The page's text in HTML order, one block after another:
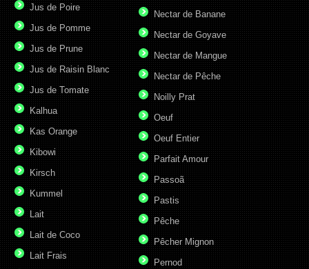
Jus de Poire
Jus de Pomme
Jus de Prune
Jus de Raisin Blanc
Jus de Tomate
Kalhua
Kas Orange
Kibowi
Kirsch
Kummel
Lait
Lait de Coco
Lait Frais
Nectar de Banane
Nectar de Goyave
Nectar de Mangue
Nectar de Pêche
Noilly Prat
Oeuf
Oeuf Entier
Parfait Amour
Passoã
Pastis
Pêche
Pêcher Mignon
Pernod